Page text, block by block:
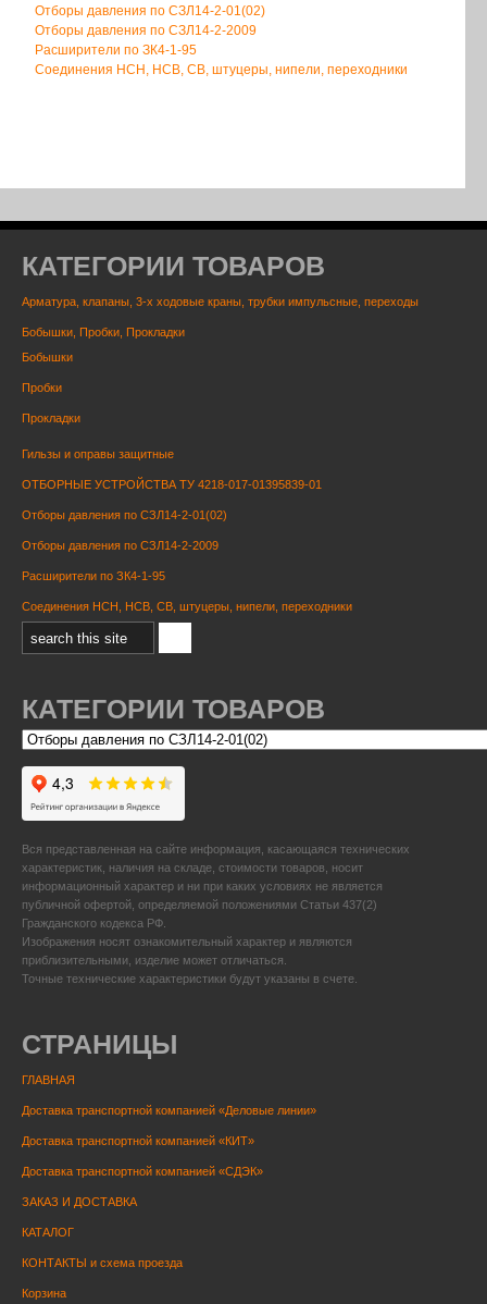
Отборы давления по СЗЛ14-2-01(02)
Отборы давления по СЗЛ14-2-2009
Расширители по ЗК4-1-95
Соединения НСН, НСВ, СВ, штуцеры, нипели, переходники
КАТЕГОРИИ ТОВАРОВ
Арматура, клапаны, 3-х ходовые краны, трубки импульсные, переходы
Бобышки, Пробки, Прокладки
Бобышки
Пробки
Прокладки
Гильзы и оправы защитные
ОТБОРНЫЕ УСТРОЙСТВА ТУ 4218-017-01395839-01
Отборы давления по СЗЛ14-2-01(02)
Отборы давления по СЗЛ14-2-2009
Расширители по ЗК4-1-95
Соединения НСН, НСВ, СВ, штуцеры, нипели, переходники
КАТЕГОРИИ ТОВАРОВ
Вся представленная на сайте информация, касающаяся технических
характеристик, наличия на складе, стоимости товаров, носит
информационный характер и ни при каких условиях не является
публичной офертой, определяемой положениями Статьи 437(2)
Гражданского кодекса РФ.
Изображения носят ознакомительный характер и являются
приблизительными, изделие может отличаться.
Точные технические характеристики будут указаны в счете.
СТРАНИЦЫ
ГЛАВНАЯ
Доставка транспортной компанией «Деловые линии»
Доставка транспортной компанией «КИТ»
Доставка транспортной компанией «СДЭК»
ЗАКАЗ И ДОСТАВКА
КАТАЛОГ
КОНТАКТЫ и схема проезда
Корзина